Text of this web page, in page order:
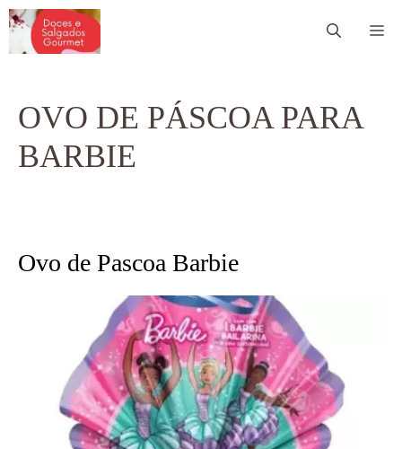
Pular
para
OVO DE PÁSCOA PARA
BARBIE
Ovo de Pascoa Barbie